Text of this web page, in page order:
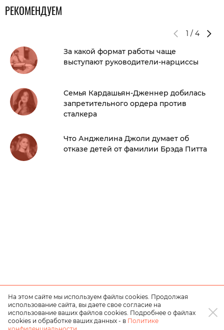
РЕКОМЕНДУЕМ
1 / 4
За какой формат работы чаще
выступают руководители-нарциссы
Семья Кардашьян-Дженнер добилась
запретительного ордера против
сталкера
Что Анджелина Джоли думает об
отказе детей от фамилии Брэда Питта
На этом сайте мы используем файлы cookies. Продолжая
использование сайта, вы даете свое согласие на
использование ваших файлов cookies. Подробнее о файлах
cookies и обработке ваших данных - в Политике